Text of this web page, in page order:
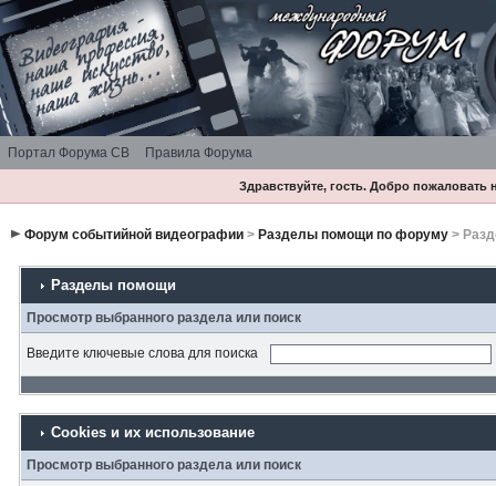
Портал Форума СВ Правила Форума
Здравствуйте, гость. Добро
Форум событийной видеографии> Разделы помощи по форуму>
Разделы помощи
Просмотр выбранного раздела или поиск
Введите ключевые слова для поиска
Cookies и их использование
Просмотр выбранного раздела или поиск